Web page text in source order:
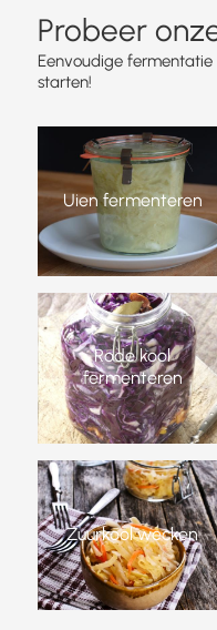
Probeer
Eenvoudige
starten!
Uien fermenteren
Rode kool
fermenteren
Zuurkool wecken